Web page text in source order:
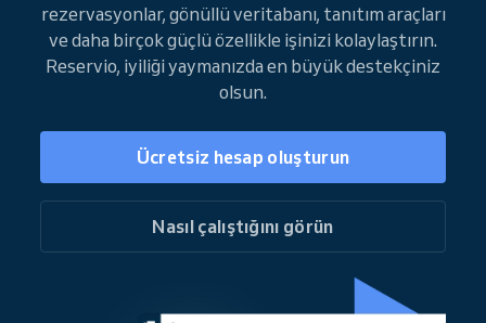
rezervasyonlar, gönüllü veritabanı, tanıtım araçları
ve daha birçok güçlü özellikle işinizi kolaylaştırın.
Reservio, iyiliği yaymanızda en büyük destekçiniz
olsun.
Ücretsiz hesap oluşturun
Nasıl çalıştığını görün